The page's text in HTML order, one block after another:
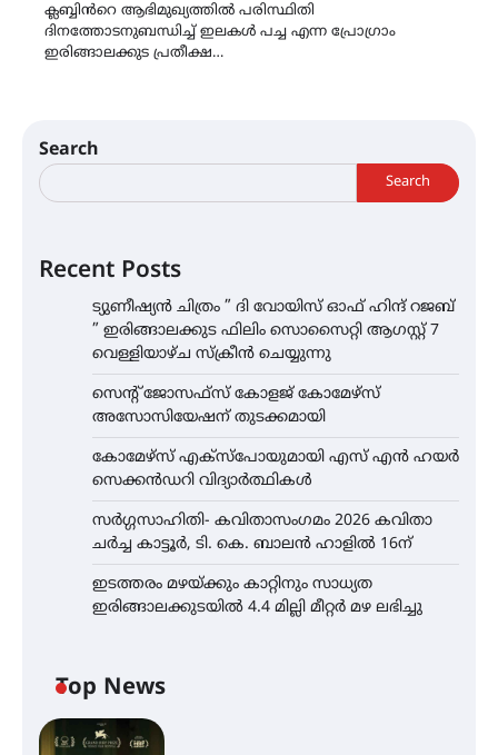
ക്ലബ്ബിൻറെ ആഭിമുഖ്യത്തിൽ പരിസ്ഥിതി
ദിനത്തോടനുബന്ധിച്ച് ഇലകൾ പച്ച എന്ന പ്രോഗ്രാം
ഇരിങ്ങാലക്കുട പ്രതീക്ഷ…
Search
Search
Recent Posts
ട്യുണീഷ്യൻ ചിത്രം ” ദി വോയിസ് ഓഫ് ഹിന്ദ് റജബ്
” ഇരിങ്ങാലക്കുട ഫിലിം സൊസൈറ്റി ആഗസ്റ്റ് 7
വെള്ളിയാഴ്ച സ്‌ക്രീൻ ചെയ്യുന്നു
സെന്റ് ജോസഫ്സ് കോളജ് കോമേഴ്‌സ്
അസോസിയേഷന് തുടക്കമായി
കോമേഴ്സ് എക്സ്പോയുമായി എസ് എൻ ഹയർ
സെക്കൻഡറി വിദ്യാർത്ഥികൾ
സർഗ്ഗസാഹിതി- കവിതാസംഗമം 2026 കവിതാ
ചർച്ച കാട്ടൂർ, ടി. കെ. ബാലൻ ഹാളിൽ 16ന്
ഇടത്തരം മഴയ്ക്കും കാറ്റിനും സാധ്യത
ഇരിങ്ങാലക്കുടയിൽ 4.4 മില്ലി മീറ്റർ മഴ ലഭിച്ചു
Top News